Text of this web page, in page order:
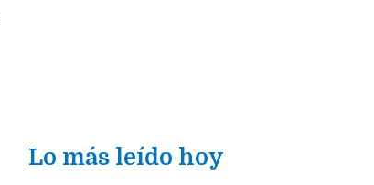
Lo más leído hoy